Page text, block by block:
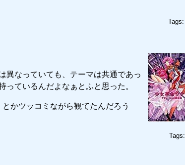
Tags:
異なっていても、テーマは共通であっ
ているんだよなぁとふと思った。
かツッコミながら観てたんだろう
Tags: